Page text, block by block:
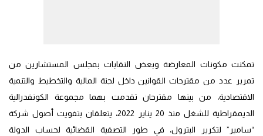
تمكنت مكونات المعارضة وبعض النقابات بمجلس المستشارين من
تمرير عدد من مقترحات القوانين داخل لجنة المالية والتخطيط والتنمية
الاقتصادية، من بينها مقترحان تقدمت بهما مجموعة الكونفدرالية
الديمقراطية للشغل منذ 20 يناير 2022، يتعلقان بتفويت أصول شركة
“سامير” لتكرير البترول، في طور التصفية القضائية لحساب الدولة